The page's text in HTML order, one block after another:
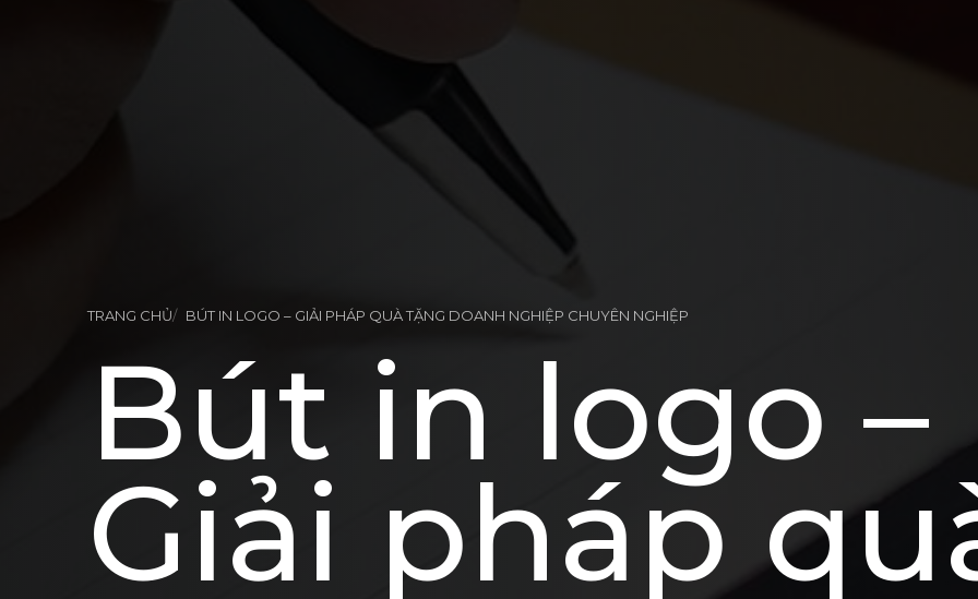
TRANG CHỦ BÚT IN LOGO – GIẢI PHÁP QUÀ TẶNG DOANH NGHIỆP CHUYÊN NGHIỆP
Bút in logo –
Giải pháp